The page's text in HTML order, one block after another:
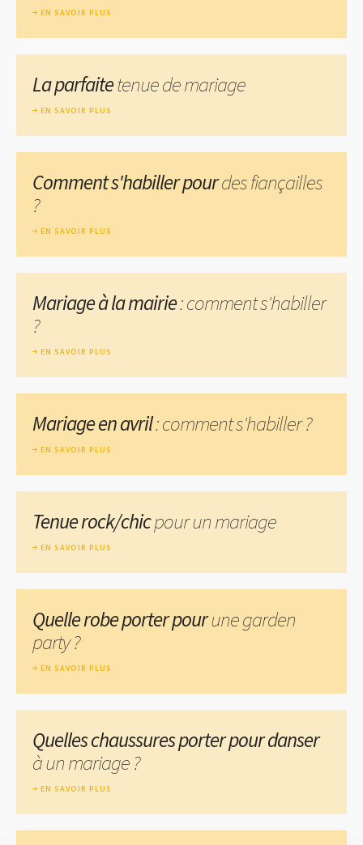
EN SAVOIR PLUS
La parfaitetenue de mariage
EN SAVOIR PLUS
Comment s'habiller pourdes fiançailles
?
EN SAVOIR PLUS
Mariage à la mairie: comment s'habiller
?
EN SAVOIR PLUS
Mariage en avril: comment s'habiller ?
EN SAVOIR PLUS
Tenue rock/chicpour un mariage
EN SAVOIR PLUS
Quelle robe porter pourune garden
party ?
EN SAVOIR PLUS
Quelles chaussures porter pour danser
à un mariage ?
EN SAVOIR PLUS